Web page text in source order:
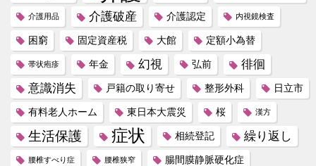
介護用品 介護破産 介護認定 内視鏡検査
困窮 固定資産税 大館 定額小為替
帯状疱疹 年金 幻視 弘前
徘徊
意識消失
戸籍の取り寄せ 整形外科 日立市
有料老人ホーム 東日本大震災 桜 漢方
生活保護 症状 相続登記 繰り返し
腰椎すべり症 腰椎狭窄 腸間膜静脈硬化症